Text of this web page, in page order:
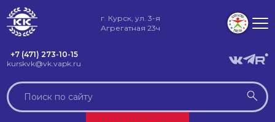
г. Курск, ул. 3-я
Агрегатная 23ч
+7 (471) 273-10-15
kurskvk@vk.vapk.ru